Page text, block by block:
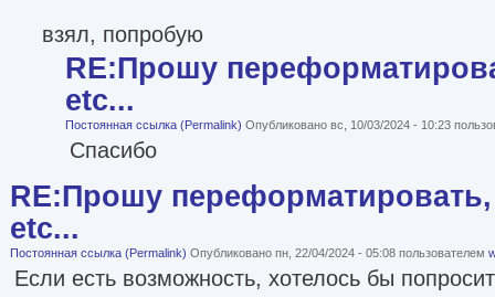
взял, попробую
RE:Прошу
etc...
Постоянная ссылка (Permalink) Опубликовано вс, 10/03/2024 - 10:23
Спасибо
RE:Прошу переформатировать,
etc...
Постоянная ссылка (Permalink) Опубликовано пн, 22/04/2024 - 05:08 пользователем
Если есть возможность, хотелось бы